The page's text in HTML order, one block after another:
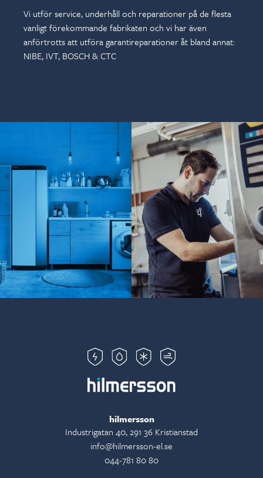
Vi utför service, underhåll och reparationer på de flesta
vanligt förekommande fabrikaten och vi har även
anförtrotts att utföra garantireparationer åt bland annat:
NIBE, IVT, BOSCH & CTC
hilmersson
Industrigatan 40, 291 36 Kristianstad
info@hilmersson-el.se
044-781 80 80